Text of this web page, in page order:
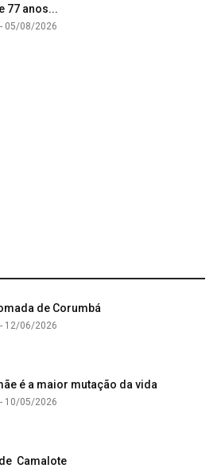
77 anos...
05/08/2026
de Corumbá
12/06/2026
é a maior mutação da vida
10/05/2026
Camalote